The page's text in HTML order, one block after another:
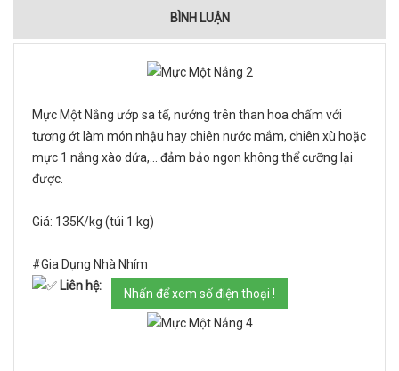
BÌNH LUẬN
Mực Một Nắng ướp sa tế, nướng trên than hoa chấm với
tương ớt làm món nhậu hay chiên nước mắm, chiên xù hoặc
mực 1 nắng xào dứa,... đảm bảo ngon không thể cưỡng lại
được.
Giá: 135K/kg (túi 1 kg)
#Gia Dụng Nhà Nhím
Liên hệ:
Nhấn để xem số điện thoại !